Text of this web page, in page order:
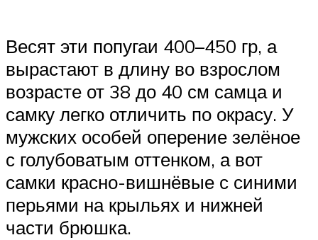
Весят эти попугаи 400–450 гр, а
вырастают в длину во взрослом
возрасте от 38 до 40 см самца и
самку легко отличить по окрасу. У
мужских особей оперение зелёное
с голубоватым оттенком, а вот
самки красно-вишнёвые с синими
перьями на крыльях и нижней
части брюшка.